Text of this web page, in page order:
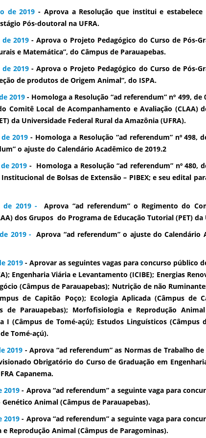
de 2019 - Aprova a Resolução que institui e estabelece
Pós-doutoral na UFRA.
2019- Aprova o Projeto Pedagógico do Curso de Pós-
e Matemática”, do Câmpus de Parauapebas.
2019- Aprova o Projeto Pedagógico do Curso de Pós-
de produtos de Origem Animal”, do ISPA.
2019- Homologa a Resolução “ad referendum” nº 499, de
Comitê Local de Acompanhamento e Avaliação (CLAA)
da Universidade Federal Rural da Amazônia (UFRA).
2019 - Homologa a Resolução “ad referendum” nº 498,
o ajuste do Calendário Acadêmico de 2019.2
2019 - Homologa a Resolução “ad referendum” nº 480,
de Bolsas de Extensão – PIBEX; e seu edital
de 2019 -Aprova “ad referendum” o Regimento do
dos Grupos do Programa de Educação Tutorial (PET) da
de 2019 -Aprova “ad referendum” o ajuste do Calendário
2019 - Aprovar as seguintes vagas para concurso público
Engenharia Viária e Levantamento (ICIBE); Energias
(Câmpus de Parauapebas); Nutrição de não
de Capitão Poço); Ecologia Aplicada (Câmpus de
de Parauapebas); Morfofisiologia e Reprodução
I (Câmpus de Tomé-açú); Estudos Linguísticos (Câmpus
Tomé-açú).
2019 - Aprova “ad referendum” as Normas de Trabalho
Obrigatório do Curso de Graduação em
Capanema.
2019 - Aprova “ad referendum” a seguinte vaga para
Animal (Câmpus de Parauapebas).
2019 - Aprova “ad referendum” a seguinte vaga para
Reprodução Animal (Câmpus de Paragominas).